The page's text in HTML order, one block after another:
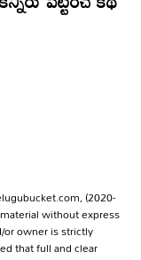
(2020-
without express
or owner is strictly
that full and clear